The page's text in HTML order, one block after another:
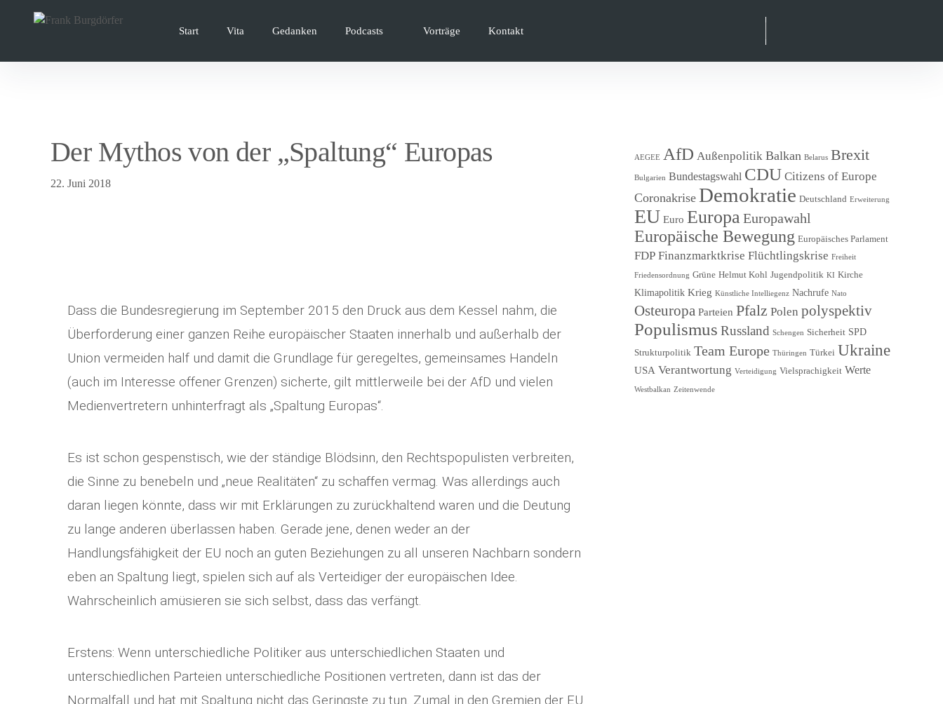
überspringen
Start Vita Gedanken Podcasts Vorträge Kontakt
Der Mythos von der „Spaltung“ Europas
22. Juni 2018
Dass die Bundesregierung im September 2015 den Druck aus dem Kessel nahm, die
Überforderung einer ganzen Reihe europäischer Staaten innerhalb und außerhalb der
Union vermeiden half und damit die Grundlage für geregeltes, gemeinsames Handeln
(auch im Interesse offener Grenzen) sicherte, gilt mittlerweile bei der AfD und vielen
Medienvertretern unhinterfragt als „Spaltung Europas“.
Es ist schon gespenstisch, wie der ständige Blödsinn, den Rechtspopulisten verbreiten,
die Sinne zu benebeln und „neue Realitäten“ zu schaffen vermag. Was allerdings auch
daran liegen könnte, dass wir mit Erklärungen zu zurückhaltend waren und die Deutung
zu lange anderen überlassen haben. Gerade jene, denen weder an der
Handlungsfähigkeit der EU noch an guten Beziehungen zu all unseren Nachbarn sondern
eben an Spaltung liegt, spielen sich auf als Verteidiger der europäischen Idee.
Wahrscheinlich amüsieren sie sich selbst, dass das verfängt.
Erstens: Wenn unterschiedliche Politiker aus unterschiedlichen Staaten und
unterschiedlichen Parteien unterschiedliche Positionen vertreten, dann ist das der
Normalfall und hat mit Spaltung nicht das Geringste zu tun. Zumal in den Gremien der EU
AEGEE AfD Außenpolitik Balkan Belarus Brexit
Bulgarien Bundestagswahl CDU Citizens of Europe
Coronakrise Demokratie Deutschland Erweiterung
EU Euro Europa Europawahl
Europäische Bewegung Europäisches Parlament
FDP Finanzmarktkrise Flüchtlingskrise Freiheit
Friedensordnung Grüne Helmut Kohl Jugendpolitik KI Kirche
Klimapolitik Krieg Künstliche Intelliegenz Nachrufe Nato
Osteuropa Parteien Pfalz Polen polyspektiv
Populismus Russland Schengen Sicherheit SPD
Strukturpolitik Team Europe Thüringen Türkei Ukraine
USA Verantwortung Verteidigung Vielsprachigkeit Werte
Westbalkan Zeitenwende